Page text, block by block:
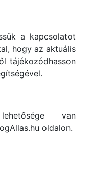
a kapcsolatot
hogy az aktuális
tájékozódhasson
van
oldalon.